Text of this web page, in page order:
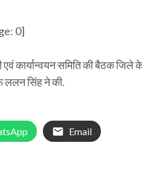
0]
कार्यान्वयन समिति की बैठक जिले
ललन सिंह ने की.
Email